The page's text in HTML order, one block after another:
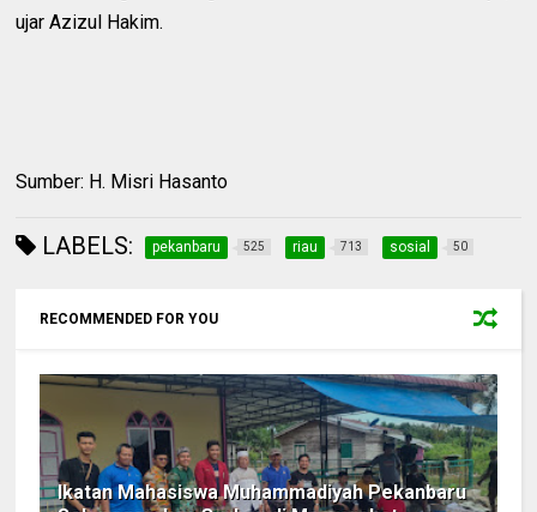
ujar Azizul Hakim.
Sumber: H. Misri Hasanto
LABELS: pekanbaru 525 riau 713 sosial 50
RECOMMENDED FOR YOU
Ikatan Mahasiswa Muhammadiyah Pekanbaru